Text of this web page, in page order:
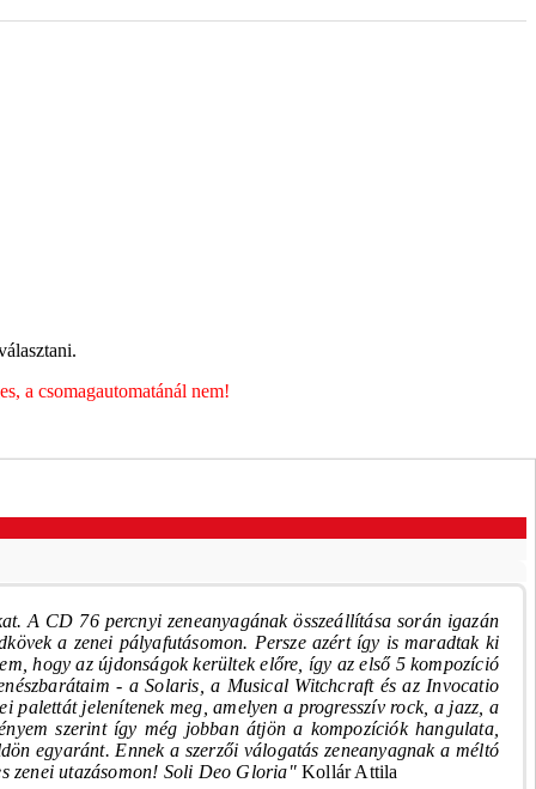
A CD 76 percnyi zeneanyagának összeállítása során igazán
a zenei pályafutásomon. Persze azért így is maradtak ki
hogy az újdonságok kerültek előre, így az első 5 kompozíció
- a Solaris, a Musical Witchcraft és az Invocatio
palettát jelenítenek meg, amelyen a progresszív rock, a jazz, a
szerint így még jobban átjön a kompozíciók hangulata,
egyaránt. Ennek a szerzői válogatás zeneanyagnak a méltó
zenei utazásomon! Soli Deo Gloria" Kollár Attila
a csomagautomatánál nem!